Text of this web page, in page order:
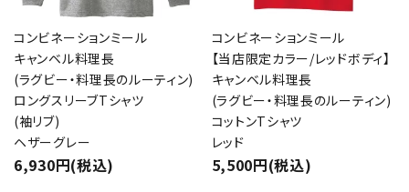
コンビネーションミール
キャンベル料理長
(ラグビー・料理長のルーティン)
ロングスリーブTシャツ
(袖リブ)
ヘザーグレー
6,930円(税込)
コンビネーションミール
【当店限定カラー/レッドボディ】
キャンベル料理長
(ラグビー・料理長のルーティン)
コットンTシャツ
レッド
5,500円(税込)